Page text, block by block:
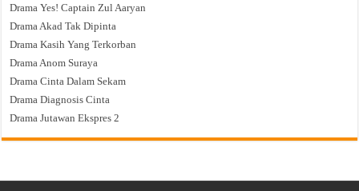
Drama Yes! Captain Zul Aaryan
Drama Akad Tak Dipinta
Drama Kasih Yang Terkorban
Drama Anom Suraya
Drama Cinta Dalam Sekam
Drama Diagnosis Cinta
Drama Jutawan Ekspres 2